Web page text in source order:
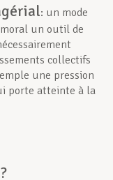
: un mode
un outil de
collectifs
une pression
porte atteinte à la